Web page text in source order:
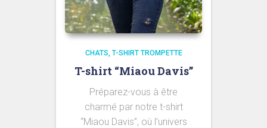
CHATS T-SHIRT TROMPETTE
T-shirt “Miaou Davis”
Préparez-vous à être
charmé par notre t-shirt
“Miaou Davis”, où l’univers